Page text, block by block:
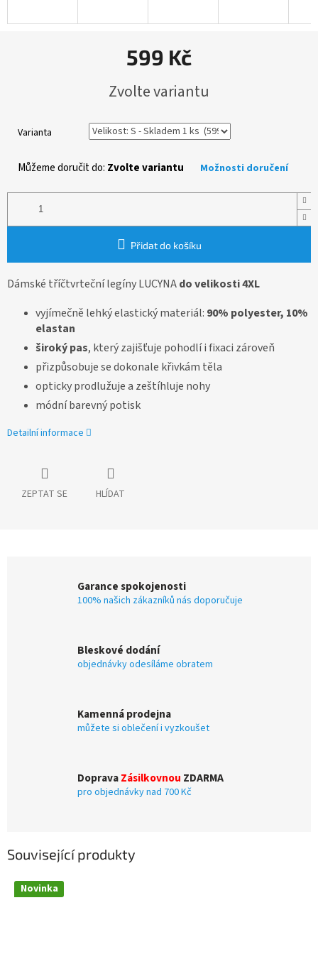
599 Kč
cena:
Zvolte variantu
Varianta
Můžeme doručit do: Zvolte variantu Možnosti doručení
Přidat do košíku
Dámské tříčtvrteční legíny LUCYNAdo velikosti 4XL
vyjímečně lehký elastický materiál: 90% polyester, 10%
elastan
široký pas, který zajišťuje pohodlí i fixaci zároveň
přizpůsobuje se dokonale křivkám těla
opticky prodlužuje a zeštíhluje nohy
módní barevný potisk
Detailní informace
ZEPTAT SE HLÍDAT
Garance spokojenosti
100% našich zákazníků nás doporučuje
Bleskové dodání
objednávky odesíláme obratem
Kamenná prodejna
můžete si oblečení i vyzkoušet
DopravaZásilkovnou ZDARMA
pro objednávky nad 700 Kč
Související produkty
Novinka